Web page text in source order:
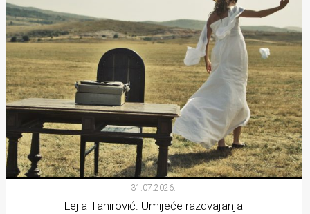
31.07.2026.
Lejla Tahirović: Umijeće razdvajanja